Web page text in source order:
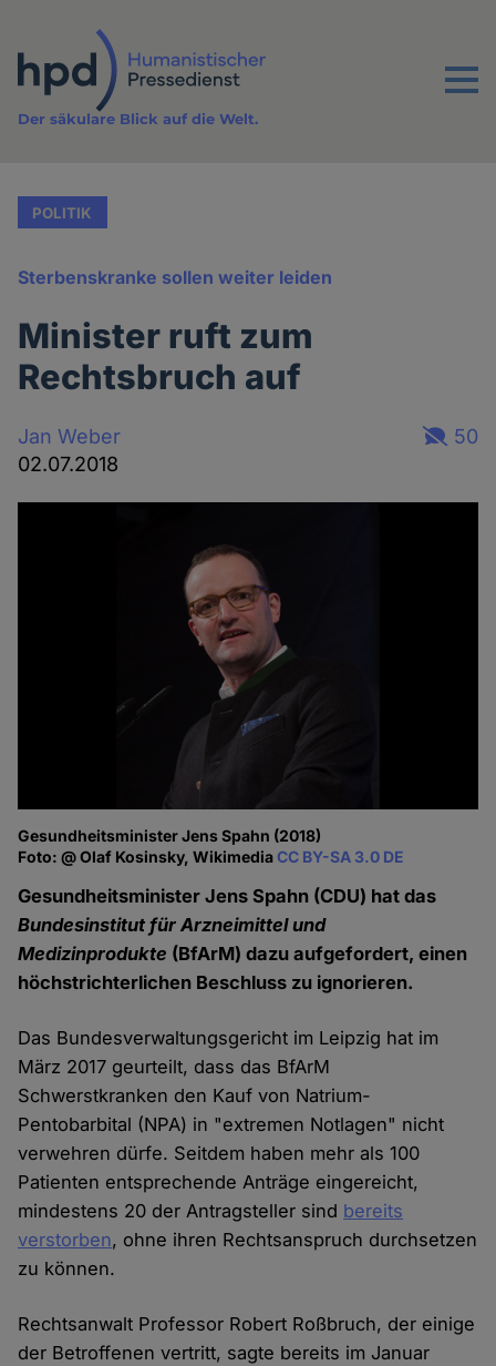
Inhalt
Menu
Der säkulare Blick auf die Welt.
POLITIK
Sterbenskranke sollen weiter leiden
Minister ruft zum
Rechtsbruch auf
Jan Weber
02.07.2018
50
Gesundheitsminister Jens Spahn (2018)
Foto: @ Olaf Kosinsky, WikimediaCC BY-SA 3.0 DE
Gesundheitsminister Jens Spahn (CDU) hat das
Bundesinstitut für Arzneimittel und
Medizinprodukte (BfArM) dazu aufgefordert, einen
höchstrichterlichen Beschluss zu ignorieren.
Das Bundesverwaltungsgericht im Leipzig hat im
März 2017 geurteilt, dass das BfArM
Schwerstkranken den Kauf von Natrium-
Pentobarbital (NPA) in "extremen Notlagen" nicht
verwehren dürfe. Seitdem haben mehr als 100
Patienten entsprechende Anträge eingereicht,
mindestens 20 der Antragsteller sind bereits
verstorben, ohne ihren Rechtsanspruch durchsetzen
zu können.
Rechtsanwalt Professor Robert Roßbruch, der einige
der Betroffenen vertritt, sagte bereits im Januar